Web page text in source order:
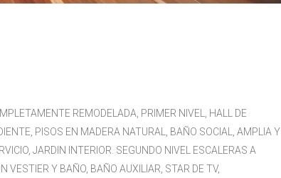
REMODELADA, PRIMER NIVEL, HALL DE
PISOS EN MADERA NATURAL, BAÑO SOCIAL, AMPLIA Y
JARDIN INTERIOR. SEGUNDO NIVEL ESCALERAS A
VESTIER Y BAÑO, BAÑO AUXILIAR, STAR DE TV,